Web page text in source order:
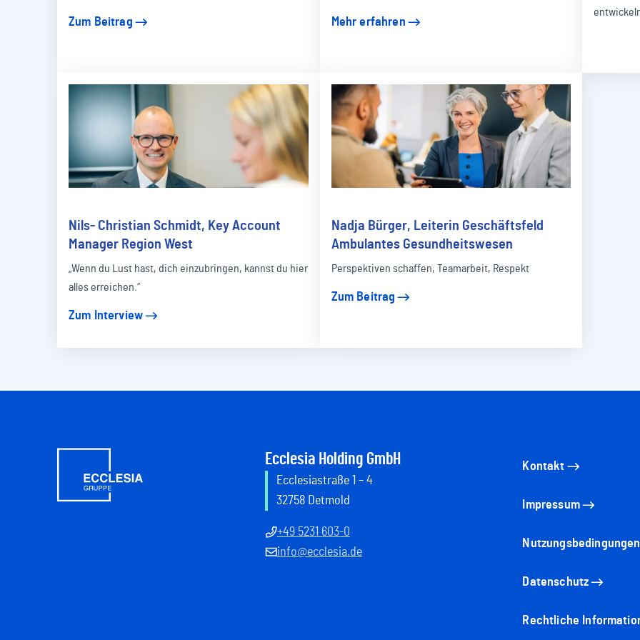
Zum Beitrag Mehr erfahren
Nils- Christian Schmidt, Key Account
Manager Region West
„Wenn du Lust hast, dich einzubringen, kannst du hier
alles erreichen.“
Zum Interview
Nadja Bürger, Leiterin Geschäftsfeld
Ambulantes Gesundheitswesen
Perspektiven schaffen, Teamarbeit, Respekt
Zum Beitrag
Ecclesia Holding GmbH
Ecclesiastraße 1 – 4
32758 Detmold
+49 5231 603-0
info@ecclesia.de
Kontakt
Impressum
Nutzungsbedingungen
Datenschutz
Rechtliche